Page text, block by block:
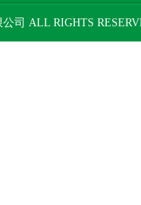
司 ALL RIGHTS